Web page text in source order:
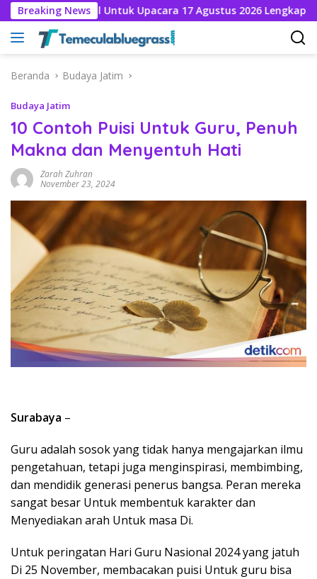
Langsung
ke
konten
Breaking News
Untuk Upacara 17 Agustus 2026 Lengkap Nama
Beranda Budaya Jatim
Budaya Jatim
10 Contoh Puisi Untuk Guru, Penuh
Makna dan Menyentuh Hati
Zarah Zuhran
November 23, 2024
Surabaya –
Guru adalah sosok yang tidak hanya mengajarkan ilmu
pengetahuan, tetapi juga menginspirasi, membimbing,
dan mendidik generasi penerus bangsa. Peran mereka
sangat besar Untuk membentuk karakter dan
Menyediakan arah Untuk masa Di.
Untuk peringatan Hari Guru Nasional 2024 yang jatuh
Di 25 November, membacakan puisi Untuk guru bisa